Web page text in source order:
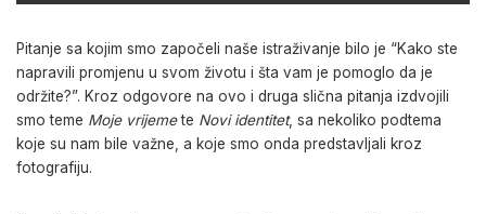
Pitanje sa kojim smo započeli naše istraživanje bilo je “Kako ste
napravili promjenu u svom životu i šta vam je pomoglo da je
održite?”. Kroz odgovore na ovo i druga slična pitanja izdvojili
smo teme Moje vrijemete Novi identitet, sa nekoliko podtema
koje su nam bile važne, a koje smo onda predstavljali kroz
fotografiju.